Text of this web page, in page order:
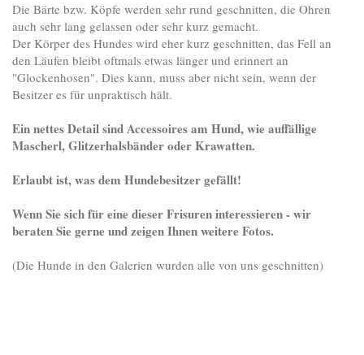
Die Bärte bzw. Köpfe werden sehr rund geschnitten, die Ohren
auch sehr lang gelassen oder sehr kurz gemacht.
Der Körper des Hundes wird eher kurz geschnitten, das Fell an
den Läufen bleibt oftmals etwas länger und erinnert an
"Glockenhosen". Dies kann, muss aber nicht sein, wenn der
Besitzer es für unpraktisch hält.
Ein nettes Detail sind Accessoires am Hund, wie auffällige
Mascherl, Glitzerhalsbänder oder Krawatten.
Erlaubt ist, was dem Hundebesitzer gefällt!
Wenn Sie sich für eine dieser Frisuren interessieren - wir
beraten Sie gerne und zeigen Ihnen weitere Fotos.
(Die Hunde in den Galerien wurden alle von uns geschnitten)